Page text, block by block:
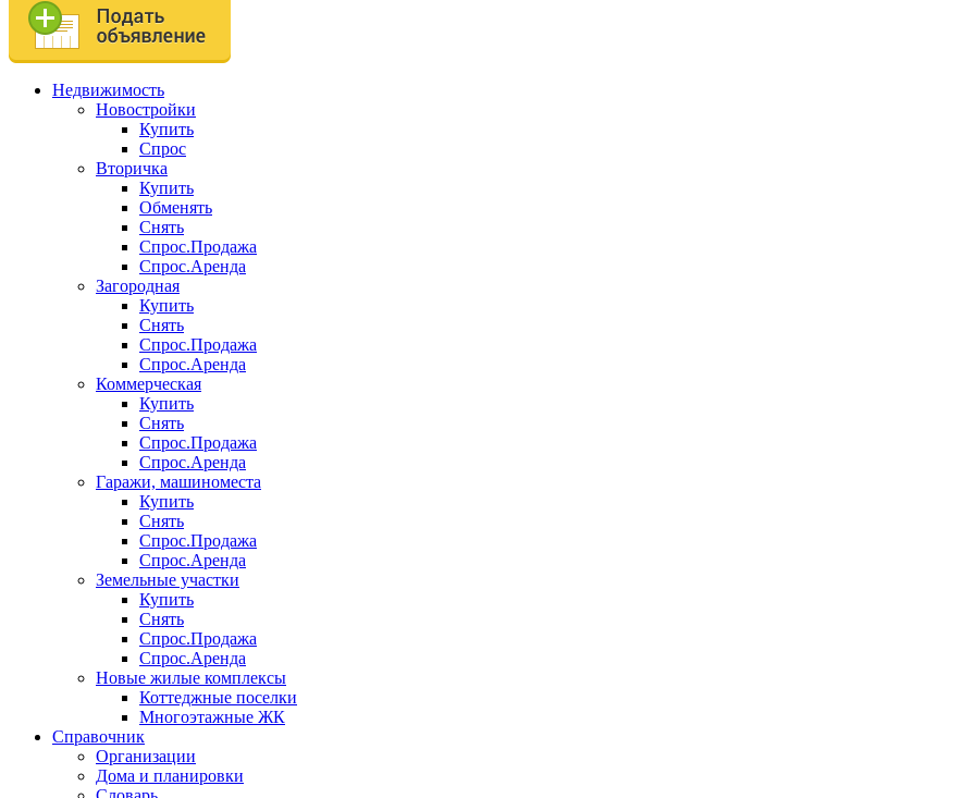
Недвижимость
Новостройки
Купить
Спрос
Вторичка
Купить
Обменять
Снять
Спрос.Продажа
Спрос.Аренда
Загородная
Купить
Снять
Спрос.Продажа
Спрос.Аренда
Коммерческая
Купить
Снять
Спрос.Продажа
Спрос.Аренда
Гаражи, машиноместа
Купить
Снять
Спрос.Продажа
Спрос.Аренда
Земельные участки
Купить
Снять
Спрос.Продажа
Спрос.Аренда
Новые жилые комплексы
Коттеджные поселки
Многоэтажные ЖК
Справочник
Организации
Дома и планировки